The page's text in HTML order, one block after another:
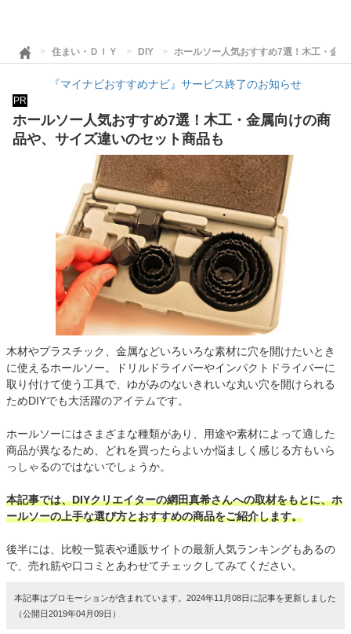
住まい・ＤＩＹ DIY ホールソー人気おすすめ7選！木工・金
『マイナビおすすめナビ』サービス終了のお知らせ
PR
ホールソー人気おすすめ7選！木工・金属向けの商
品や、サイズ違いのセット商品も
木材やプラスチック、金属などいろいろな素材に穴を開けたいとき
に使えるホールソー。ドリルドライバーやインパクトドライバーに
取り付けて使う工具で、ゆがみのないきれいな丸い穴を開けられる
ためDIYでも大活躍のアイテムです。
ホールソーにはさまざまな種類があり、用途や素材によって適した
商品が異なるため、どれを買ったらよいか悩ましく感じる方もいら
っしゃるのではないでしょうか。
本記事では、DIYクリエイターの網田真希さんへの取材をもとに、ホ
ールソーの上手な選び方とおすすめの商品をご紹介します。
後半には、比較一覧表や通販サイトの最新人気ランキングもあるの
で、売れ筋や口コミとあわせてチェックしてみてください。
本記事はプロモーションが含まれています。2024年11月08日に記事を更新しました
（公開日2019年04月09日）